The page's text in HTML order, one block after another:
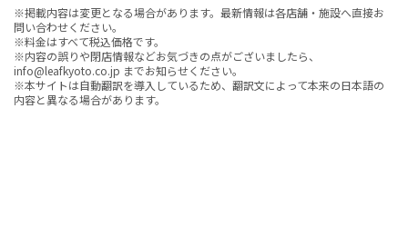
※掲載内容は変更となる場合があります。最新情報は各店舗・施設へ直接お
問い合わせください。
※料金はすべて税込価格です。
※内容の誤りや閉店情報などお気づきの点がございましたら、
info@leafkyoto.co.jp までお知らせください。
※本サイトは自動翻訳を導入しているため、翻訳文によって本来の日本語の
内容と異なる場合があります。